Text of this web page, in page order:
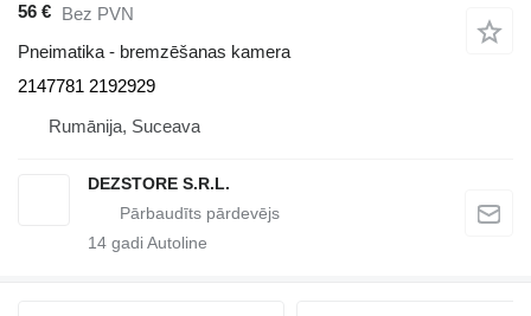
56 € Bez PVN
Pneimatika - bremzēšanas kamera
2147781 2192929
Rumānija, Suceava
DEZSTORE S.R.L.
14 gadi Autoline